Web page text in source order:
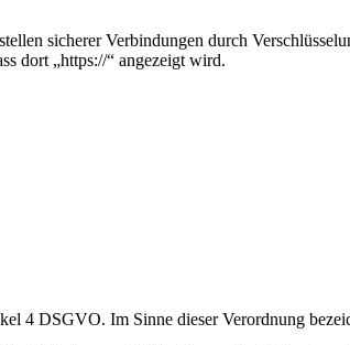
sicherer Verbindungen durch
dort „https://“ angezeigt wird.
4 DSGVO. Im Sinne dieser Verordnung